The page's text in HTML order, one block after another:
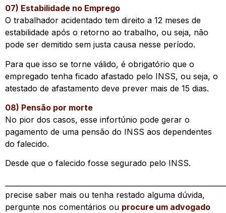
07) Estabilidade no Emprego
O trabalhador acidentado tem direito a 12 meses de
estabilidade após o retorno ao trabalho, ou seja, não
pode ser demitido sem justa causa nesse período.
Para que isso se torne válido, é obrigatório que o
empregado tenha ficado afastado pelo INSS, ou seja, o
atestado de afastamento deve prever mais de 15 dias.
08) Pensão por morte
No pior dos casos, esse infortúnio pode gerar o
pagamento de uma pensão do INSS aos dependentes
do falecido.
Desde que o falecido fosse segurado pelo INSS.
precise saber mais ou tenha restado alguma dúvida,
pergunte nos comentários ou procure um advogado